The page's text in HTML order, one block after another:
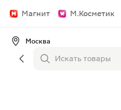
Магнит М.Косметик
Москва